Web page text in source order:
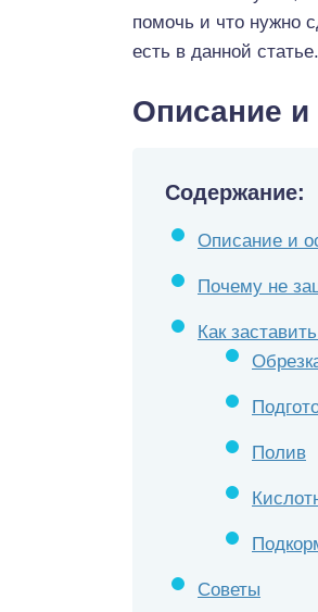
помочь и что нужно
есть в данной статье.
Описание и
Содержание:
Описание и
Почему не
Как
Полив
Советы